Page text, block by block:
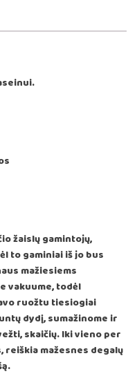
žaislų gamintojų,
to gaminiai iš jo bus
mažiesiems
vakuume, todėl
ruožtu tiesiogiai
dydį, sumažinome ir
skaičių. Iki vieno per
reiškia mažesnes degalų